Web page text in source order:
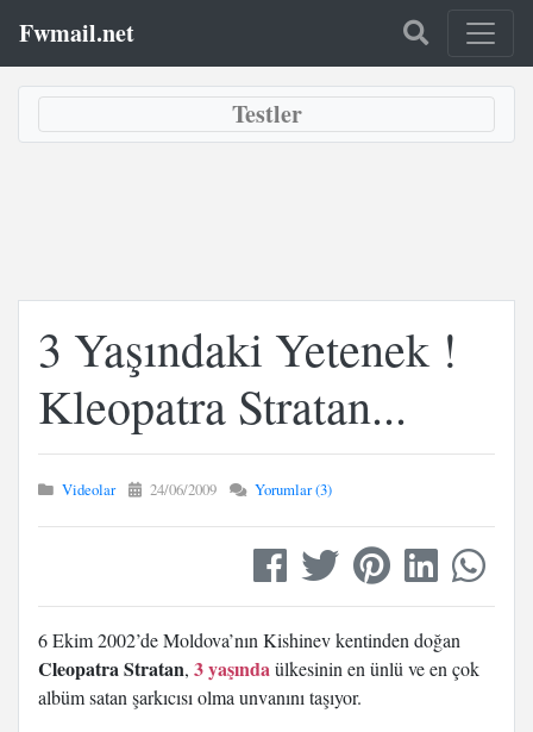
Fwmail.net
Testler
3 Yaşındaki Yetenek !
Kleopatra Stratan...
Videolar 24/06/2009 Yorumlar (3)
6 Ekim 2002’de Moldova’nın Kishinev kentinden doğan
Cleopatra Stratan, 3 yaşındaülkesinin en ünlü ve en çok
albüm satan şarkıcısı olma unvanını taşıyor.